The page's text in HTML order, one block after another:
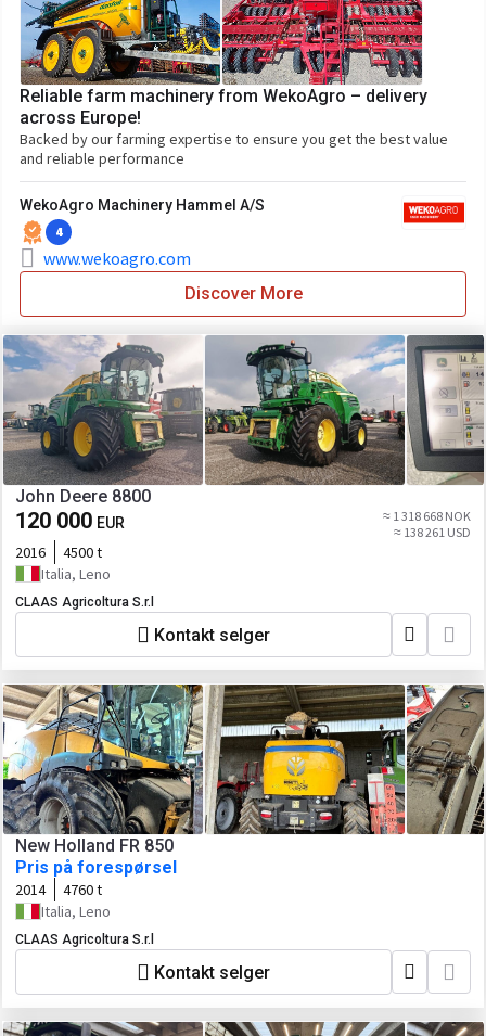
Reliable farm machinery from WekoAgro – delivery
across Europe!
Backed by our farming expertise to ensure you get the best value
and reliable performance
WekoAgro Machinery Hammel A/S
4
www.wekoagro.com
Discover More
John Deere 8800
120 000 EUR
≈ 1 318 668 NOK
≈ 138 261 USD
2016
4500 t
Italia, Leno
CLAAS Agricoltura S.r.l
Kontakt selger
New Holland FR 850
Pris på forespørsel
2014
4760 t
Italia, Leno
CLAAS Agricoltura S.r.l
Kontakt selger